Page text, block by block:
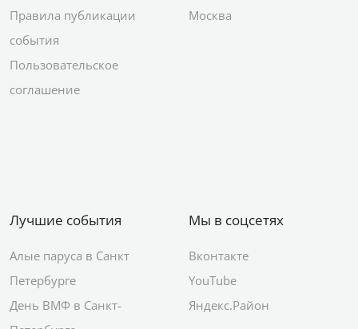
Правила публикации
события
Пользовательское
соглашение
Москва
Лучшие события
Алые паруса в Санкт
Петербурге
День ВМФ в Санкт-
Мы в соцсетях
Вконтакте
YouTube
Яндекс.Район